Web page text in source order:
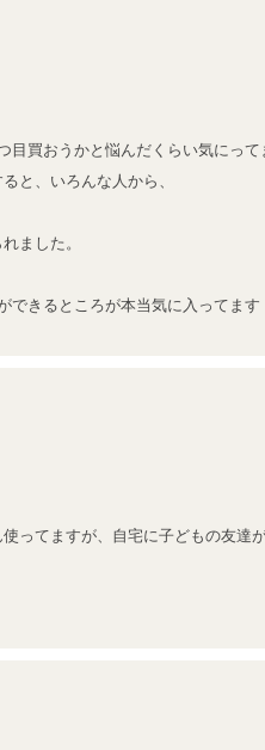
買おうかと悩んだくらい気にって
と、いろんな人から、
ました。
きるところが本当気に入ってます
ってますが、自宅に子どもの友達